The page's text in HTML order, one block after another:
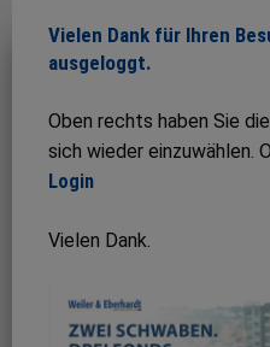
Vielen Dank für Ihren
ausgeloggt.
Oben rechts haben Sie
sich wieder einzuwählen.
Login
Vielen Dank.